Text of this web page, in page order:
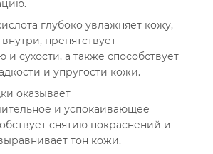
глубоко увлажняет кожу,
препятствует
сухости, а также способствует
и упругости кожи.
оказывает
и успокаивающее
снятию покраснений и
тон кожи.